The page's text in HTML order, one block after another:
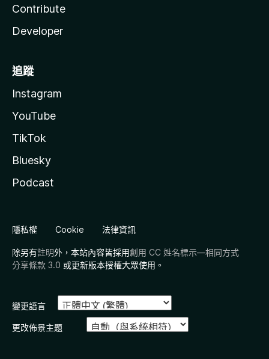
Contribute
Developer
追蹤
Instagram
YouTube
TikTok
Bluesky
Podcast
隱私權 Cookie 法律資訊
除另有註明外，本站內容皆採用創用 CC 姓名標示—相同方式
分享條款 3.0 或更新版本授權大眾使用。
變更語言
更改佈景主題